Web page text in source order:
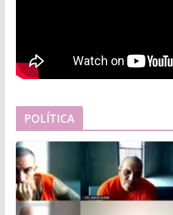
POLÍTICA